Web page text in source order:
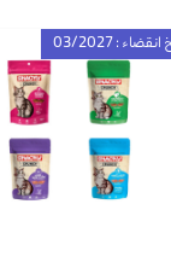
: 03/2027